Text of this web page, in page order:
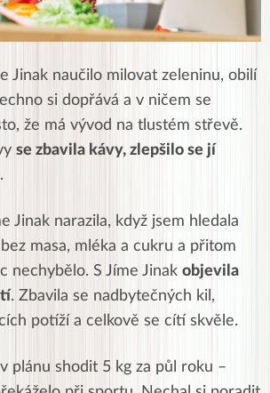
Jinak naučilo milovat zeleninu, obilí
si dopřává a v ničem se
že má vývod na tlustém střevě.
se zbavila kávy, zlepšilo se jí
.
Jinak narazila, když jsem hledala
masa, mléka a cukru a přitom
nechybělo. S Jíme Jinak objevila
. Zbavila se nadbytečných kil,
potíží a celkově se cítí skvěle.
plánu shodit 5 kg za půl roku –